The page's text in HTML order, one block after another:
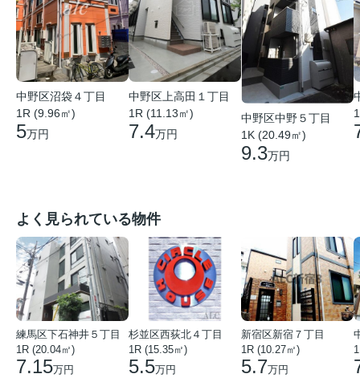
中野区沼袋４丁目
1R (9.96㎡)
5万円
中野区上高田１丁目
1R (11.13㎡)
7.4万円
中野区中野５丁目
1K (20.49㎡)
9.3万円
よく見られている物件
練馬区下石神井５丁目
1R (20.04㎡)
7.15万円
杉並区西荻北４丁目
1R (15.35㎡)
5.5万円
新宿区新宿７丁目
1R (10.27㎡)
5.7万円